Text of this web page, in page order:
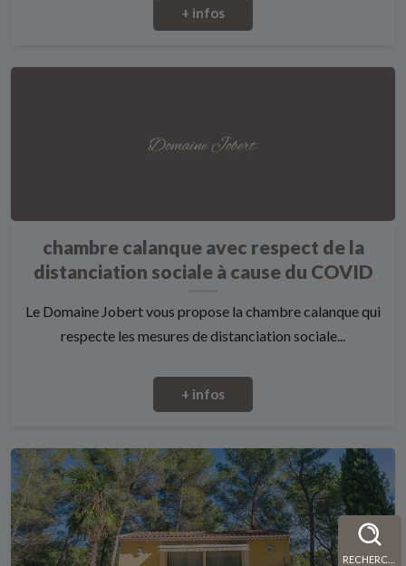
+ infos
chambre calanque avec respect de la
distanciation sociale à cause du COVID
Le Domaine Jobert vous propose la chambre calanque qui
respecte les mesures de distanciation sociale...
+ infos